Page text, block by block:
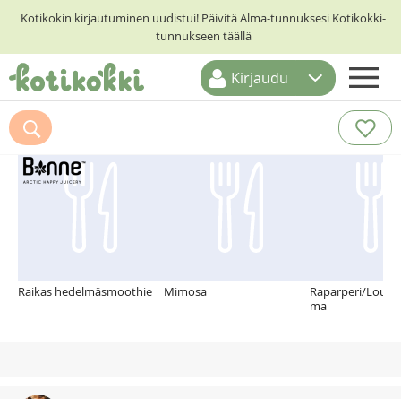
Kotikokin kirjautuminen uudistui! Päivitä Alma-tunnuksesi Kotikokki-
tunnukseen täällä
ETUSIVU
RESEPTIHAKU
RUOKATEEMAT
Kirjaudu
Suosittelemme myös
Raikas hedelmäsmoothie Mimosa
Raparperi/
ma